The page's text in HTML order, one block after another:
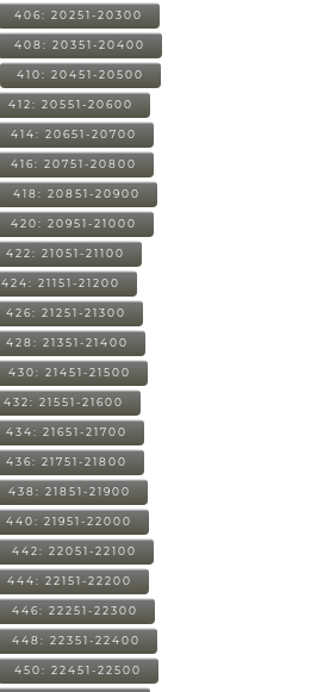
406: 20251-20300
408: 20351-20400
410: 20451-20500
412: 20551-20600
414: 20651-20700
416: 20751-20800
418: 20851-20900
420: 20951-21000
422: 21051-21100
424: 21151-21200
426: 21251-21300
428: 21351-21400
430: 21451-21500
432: 21551-21600
434: 21651-21700
436: 21751-21800
438: 21851-21900
440: 21951-22000
442: 22051-22100
444: 22151-22200
446: 22251-22300
448: 22351-22400
450: 22451-22500